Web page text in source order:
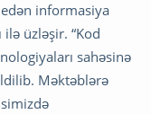
informasiya
ilə üzləşir. “Kod
sahəsinə
Məktəblərə